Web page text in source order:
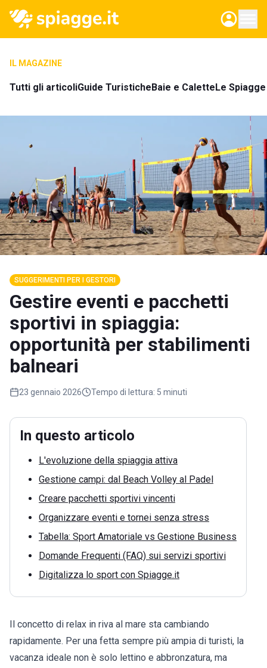
IL MAGAZINE
Tutti gli articoliGuide TuristicheBaie e CaletteLe
SUGGERIMENTI PER I GESTORI
Gestire eventi e pacchetti
sportivi in spiaggia:
opportunità per stabilimenti
balneari
23 gennaio 2026 Tempo di lettura: 5 minuti
In questo articolo
L'evoluzione della spiaggia attiva
Gestione campi: dal Beach Volley al Padel
Creare pacchetti sportivi vincenti
Organizzare eventi e tornei senza stress
Tabella: Sport Amatoriale vs Gestione Business
Domande Frequenti (FAQ) sui servizi sportivi
Digitalizza lo sport con Spiagge.it
Il concetto di relax in riva al mare sta cambiando
rapidamente. Per una fetta sempre più ampia di turisti, la
vacanza ideale non è solo lettino e abbronzatura, ma